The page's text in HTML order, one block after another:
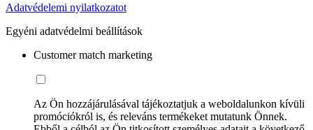
Adatvédelemi nyilatkozatot
Egyéni adatvédelmi beállítások
Customer match marketing
Az Ön hozzájárulásával tájékoztatjuk a weboldalunkon kívüli
promóciókról is, és releváns termékeket mutatunk Önnek.